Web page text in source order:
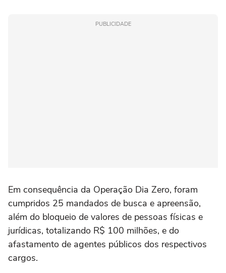
PUBLICIDADE
Em consequência da Operação Dia Zero, foram
cumpridos 25 mandados de busca e apreensão,
além do bloqueio de valores de pessoas físicas e
jurídicas, totalizando R$ 100 milhões, e do
afastamento de agentes públicos dos respectivos
cargos.